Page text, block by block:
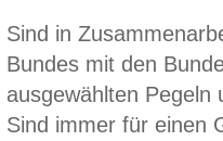
Sind in
Bundes mit den
ausgewählten
Sind immer für einen